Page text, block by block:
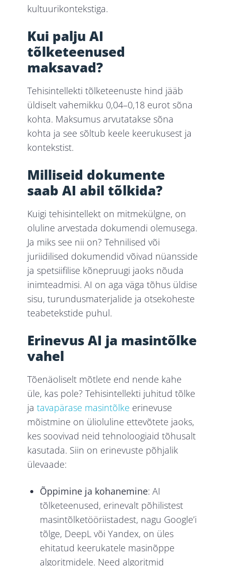
kultuurikontekstiga.
Kui palju AI
tõlketeenused
maksavad?
Tehisintellekti tõlketeenuste hind jääb
üldiselt vahemikku 0,04–0,18 eurot sõna
kohta. Maksumus arvutatakse sõna
kohta ja see sõltub keele keerukusest ja
kontekstist.
Milliseid dokumente
saab AI abil tõlkida?
Kuigi tehisintellekt on mitmekülgne, on
oluline arvestada dokumendi olemusega.
Ja miks see nii on? Tehnilised või
juriidilised dokumendid võivad nüansside
ja spetsiifilise kõnepruugi jaoks nõuda
inimteadmisi. AI on aga väga tõhus üldise
sisu, turundusmaterjalide ja otsekoheste
teabetekstide puhul.
Erinevus AI ja masintõlke
vahel
Tõenäoliselt mõtlete end nende kahe
üle, kas pole? Tehisintellekti juhitud tõlke
jatavapärase masintõlke erinevuse
mõistmine on ülioluline ettevõtete jaoks,
kes soovivad neid tehnoloogiaid tõhusalt
kasutada. Siin on erinevuste põhjalik
ülevaade:
Õppimine ja kohanemine: AI
tõlketeenused, erinevalt põhilistest
masintõlketööriistadest, nagu Google’i
tõlge, DeepL või Yandex, on üles
ehitatud keerukatele masinõppe
algoritmidele. Need algoritmid